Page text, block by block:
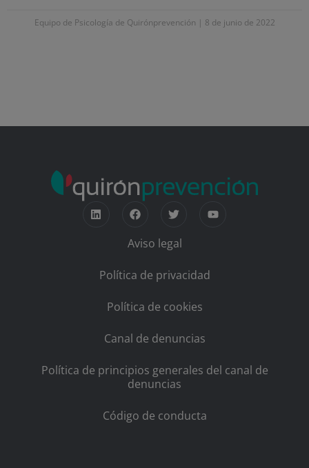
Equipo de Psicología de Quirónprevención 8 de junio de 2022
Aviso legal
Política de privacidad
Política de cookies
Canal de denuncias
Política de principios generales del canal de
denuncias
Código de conducta